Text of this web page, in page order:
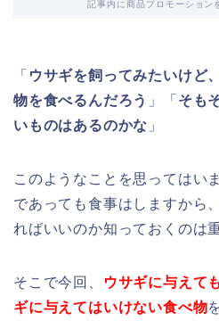
記事内に商品プロモーション
「 ウサギを飼ってみたいけど
物を食べるんだろう 」「 そも
いものはあるのかな 」
このようなことを思ってはい
であっても食事はしますから
ればいいのか知っておくのは
そこで今回、 ウサギに与えて
ギに与えてはいけない食べ物